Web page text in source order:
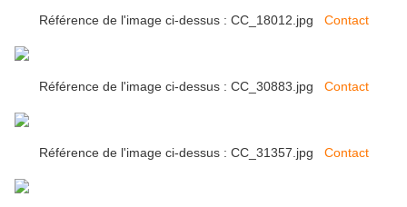
Référence de l'image ci-dessus : CC_18012.jpg Contact
Référence de l'image ci-dessus : CC_30883.jpg Contact
Référence de l'image ci-dessus : CC_31357.jpg Contact